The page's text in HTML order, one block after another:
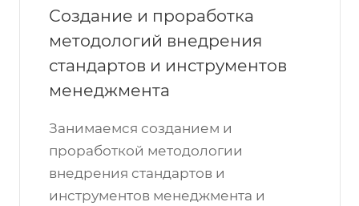
Создание и проработка
методологий внедрения
стандартов и инструментов
менеджмента
Занимаемся созданием и
проработкой методологии
внедрения стандартов и
инструментов менеджмента и